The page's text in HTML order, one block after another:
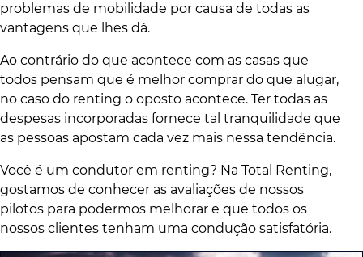
problemas de mobilidade por causa de todas as
vantagens que lhes dá.
Ao contrário do que acontece com as casas que
todos pensam que é melhor comprar do que alugar,
no caso do renting o oposto acontece. Ter todas as
despesas incorporadas fornece tal tranquilidade que
as pessoas apostam cada vez mais nessa tendência.
Você é um condutor em renting? Na Total Renting,
gostamos de conhecer as avaliações de nossos
pilotos para podermos melhorar e que todos os
nossos clientes tenham uma condução satisfatória.